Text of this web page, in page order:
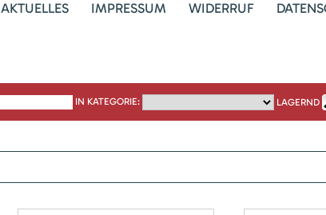
AKTUELLES IMPRESSUM WIDERRUF
IN KATEGORIE: LAGERND